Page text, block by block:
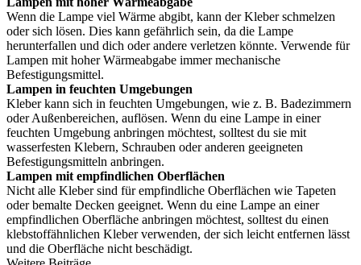
Wenn die Lampe viel Wärme abgibt, kann der Kleber schmelzen
oder sich lösen. Dies kann gefährlich sein, da die Lampe
herunterfallen und dich oder andere verletzen könnte. Verwende für
Lampen mit hoher Wärmeabgabe immer mechanische
Befestigungsmittel.
Lampen in feuchten Umgebungen
Kleber kann sich in feuchten Umgebungen, wie z. B. Badezimmern
oder Außenbereichen, auflösen. Wenn du eine Lampe in einer
feuchten Umgebung anbringen möchtest, solltest du sie mit
wasserfesten Klebern, Schrauben oder anderen geeigneten
Befestigungsmitteln anbringen.
Lampen mit empfindlichen Oberflächen
Nicht alle Kleber sind für empfindliche Oberflächen wie Tapeten
oder bemalte Decken geeignet. Wenn du eine Lampe an einer
empfindlichen Oberfläche anbringen möchtest, solltest du einen
klebstoffähnlichen Kleber verwenden, der sich leicht entfernen lässt
und die Oberfläche nicht beschädigt.